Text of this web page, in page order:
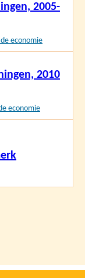
2005-
economie
2010
economie